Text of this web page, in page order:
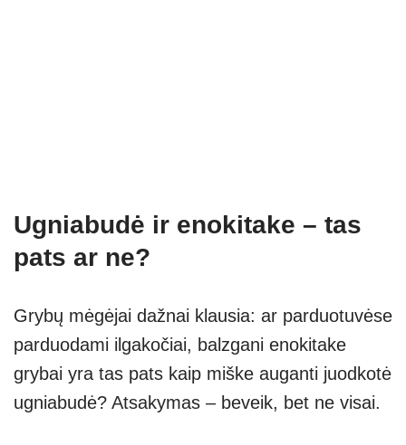
Ugniabudė ir enokitake – tas
pats ar ne?
Grybų mėgėjai dažnai klausia: ar parduotuvėse
parduodami ilgakočiai, balzgani enokitake
grybai yra tas pats kaip miške auganti juodkotė
ugniabudė? Atsakymas – beveik, bet ne visai.